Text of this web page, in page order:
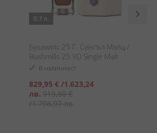
0.7 л.
Бушмилс 25 Г. Сингъл Малц /
Bushmills 25 YO Single Malt
В наличност
Специална
цена
829,95 € /1.623,24
лв. 919,80 €
/1.798,97 лв.